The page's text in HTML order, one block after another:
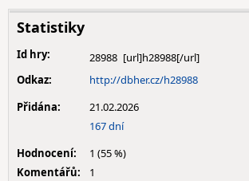
Statistiky
Id hry:
28988
Odkaz:
http://dbher.cz/h28988
Přidána:
21.02.2026
167 dní
Hodnocení:
1 (55 %)
Komentářů:
1